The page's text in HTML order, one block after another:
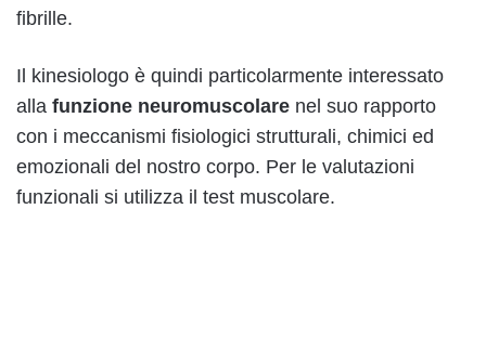
fibrille.
Il kinesiologo è quindi particolarmente interessato
alla funzione neuromuscolare nel suo rapporto
con i meccanismi fisiologici strutturali, chimici ed
emozionali del nostro corpo. Per le valutazioni
funzionali si utilizza il test muscolare.